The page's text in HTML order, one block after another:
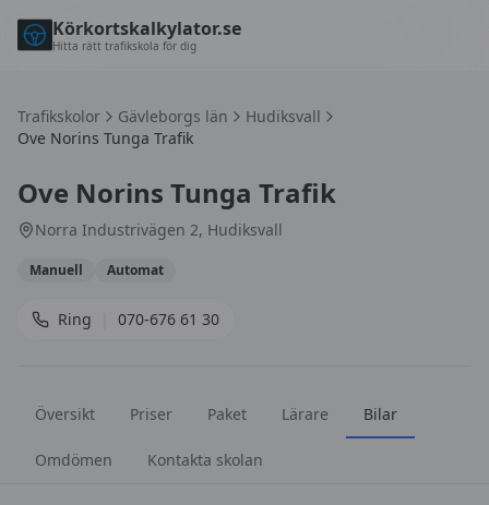
Körkortskalkylator.se
Hitta rätt trafikskola för dig
Trafikskolor Gävleborgs län
Hudiksvall
Ove Norins Tunga Trafik
Ove Norins Tunga Trafik
Norra Industrivägen 2, Hudiksvall
Manuell Automat
Ring 070-676 61 30
Översikt Priser Paket Lärare Bilar
Omdömen Kontakta skolan